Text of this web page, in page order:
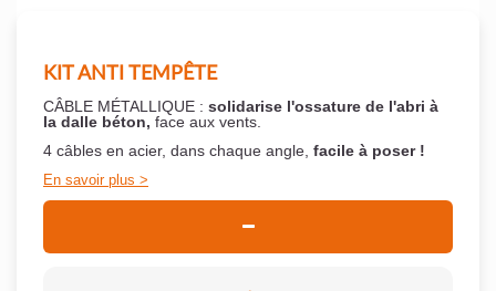
KIT ANTI TEMPÊTE
CÂBLE MÉTALLIQUE : solidarise l'ossature de l'abri à
la dalle béton, face aux vents.
4 câbles en acier, dans chaque angle, facile à poser !
En savoir plus